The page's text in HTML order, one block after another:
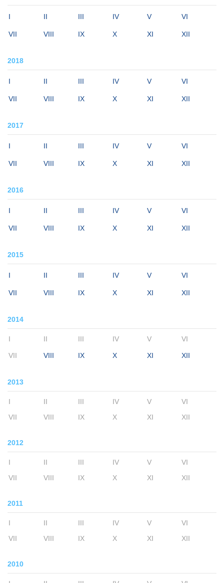
I II III IV V VI
VII VIII IX X XI XII
2018
I II III IV V VI
VII VIII IX X XI XII
2017
I II III IV V VI
VII VIII IX X XI XII
2016
I II III IV V VI
VII VIII IX X XI XII
2015
I II III IV V VI
VII VIII IX X XI XII
2014
I II III IV V VI
VII VIII IX X XI XII
2013
I II III IV V
VI
VII
VIII IX X XI XII
2012
I II III IV V
VI
VII
VIII IX X XI XII
2011
I II III IV V
VI
VII
VIII IX X XI XII
2010